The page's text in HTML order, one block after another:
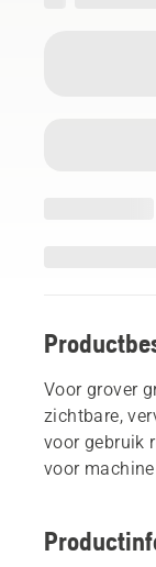
Voor grover
zichtbare,
voor gebruik
voor